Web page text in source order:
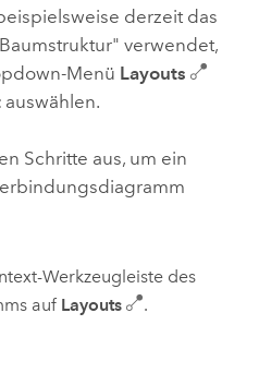
derzeit das
verwendet,
Menü Layouts
auswählen.
Schritte aus, um ein
Werkzeugleiste des
auf Layouts .